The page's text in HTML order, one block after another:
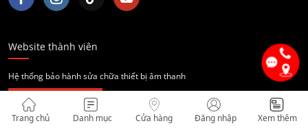
Website thành viên
Hệ thống bảo hành sửa chữa thiết bị âm thanh
Trang chủ Danh mục Cửa hàng Đăng nhập Xem thêm